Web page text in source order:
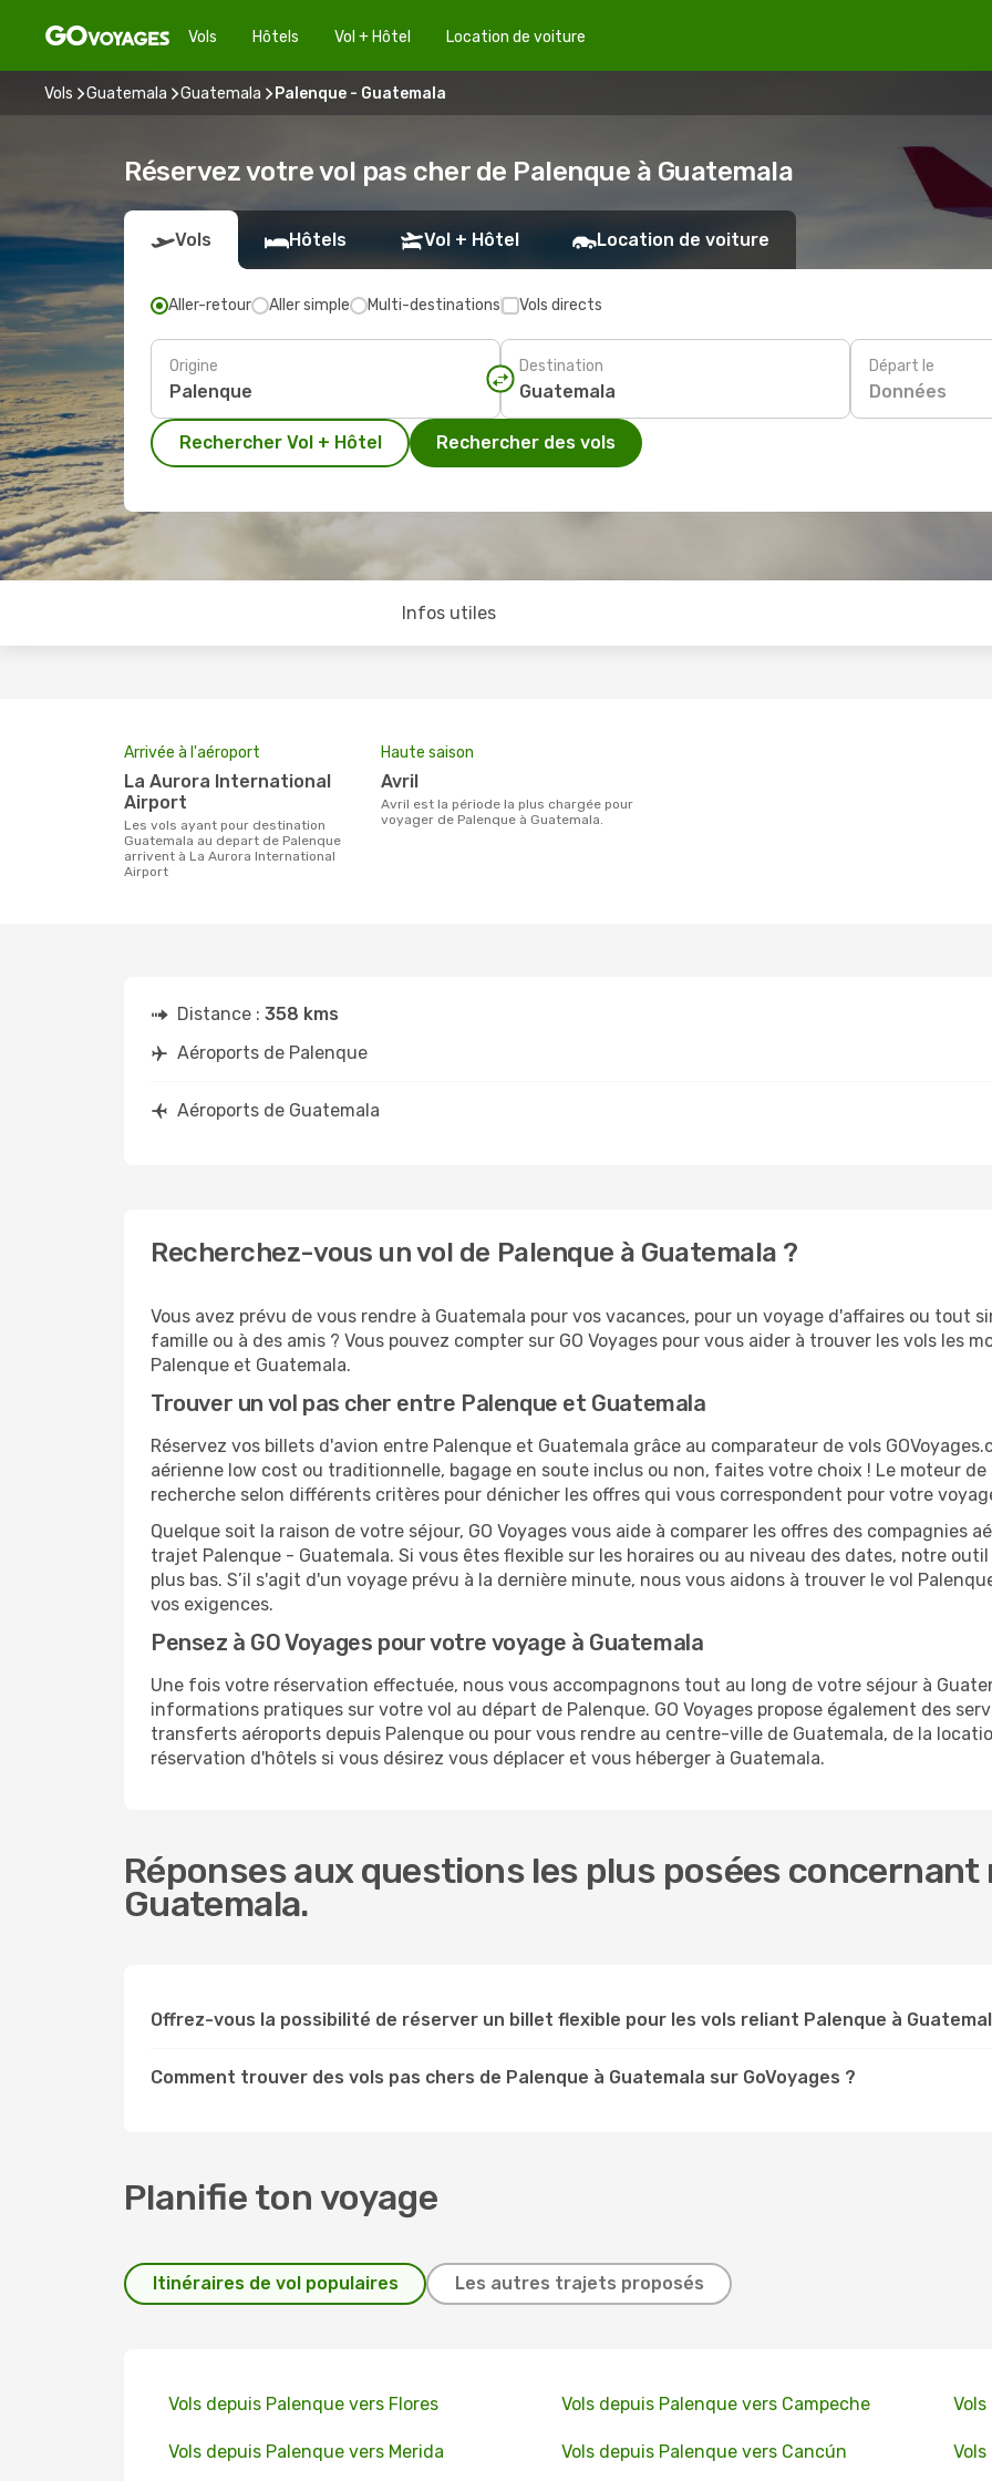
Vols Hôtels Vol + Hôtel Location de voiture
Vols Guatemala Guatemala Palenque - Guatemala
Réservez votre vol pas cher de Palenque à Guatemala
Vols Hôtels Vol + Hôtel Location de voiture
Aller-retour Aller simple Multi-destinations Vols directs
Origine Destination Départ le
Données
Rechercher Vol + Hôtel Rechercher des vols
Infos utiles
Arrivée à l'aéroport
La Aurora International
Airport
Les vols ayant pour destination
Guatemala au depart de Palenque
arrivent à La Aurora International
Airport
Haute saison
avril
avril est la période la plus chargée pour
voyager de Palenque à Guatemala.
Distance : 358 kms
Aéroports de Palenque
Aéroports de Guatemala
Recherchez-vous un vol de Palenque à Guatemala ?
Vous avez prévu de vous rendre à Guatemala pour vos vacances, pour un voyage d'affaires ou tout
famille ou à des amis ? Vous pouvez compter sur GO Voyages pour vous aider à trouver les vols les
Palenque et Guatemala.
Trouver un vol pas cher entre Palenque et Guatemala
Réservez vos billets d'avion entre Palenque et Guatemala grâce au comparateur de vols
aérienne low cost ou traditionnelle, bagage en soute inclus ou non, faites votre choix ! Le moteur de
recherche selon différents critères pour dénicher les offres qui vous correspondent pour votre
Quelque soit la raison de votre séjour, GO Voyages vous aide à comparer les offres des compagnies
trajet Palenque - Guatemala. Si vous êtes flexible sur les horaires ou au niveau des dates, notre
plus bas. S’il s'agit d'un voyage prévu à la dernière minute, nous vous aidons à trouver le vol
vos exigences.
Pensez à GO Voyages pour votre voyage à Guatemala
Une fois votre réservation effectuée, nous vous accompagnons tout au long de votre séjour à
informations pratiques sur votre vol au départ de Palenque. GO Voyages propose également des
transferts aéroports depuis Palenque ou pour vous rendre au centre-ville de Guatemala, de la
réservation d'hôtels si vous désirez vous déplacer et vous héberger à Guatemala.
Réponses aux questions les plus posées concernant
Guatemala.
Offrez-vous la possibilité de réserver un billet flexible pour les vols reliant Palenque à
Comment trouver des vols pas chers de Palenque à Guatemala sur GoVoyages ?
Planifie ton voyage
Itinéraires de vol populaires Les autres trajets proposés
Vols depuis Palenque vers Flores Vols depuis Palenque vers Campeche
Vols depuis Palenque vers Merida Vols depuis Palenque vers Cancún